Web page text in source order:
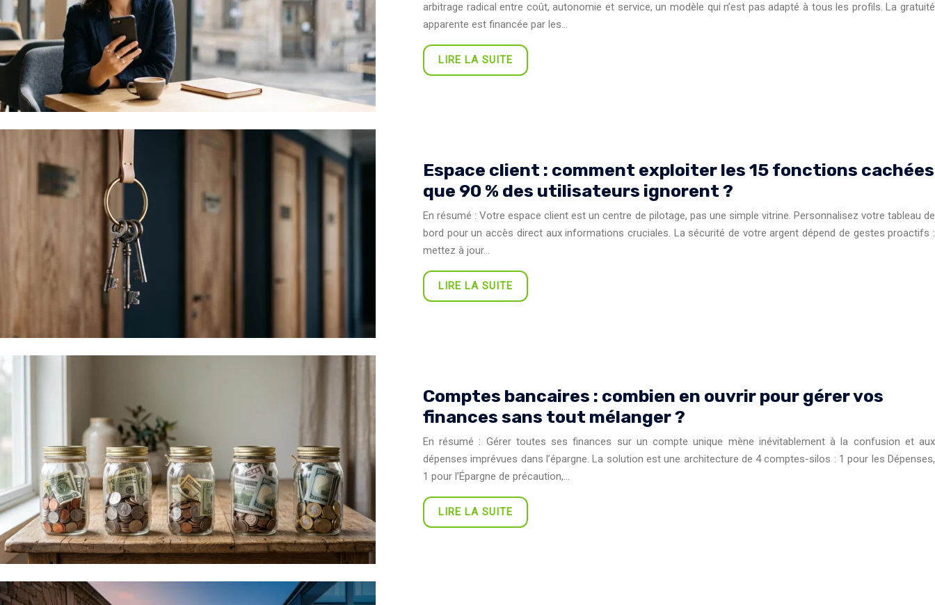
arbitrage radical entre coût, autonomie et service, un modèle qui n’est pas adapté à tous les profils. La gratuité
apparente est financée par les…
LIRE LA SUITE
Espace client : comment exploiter les 15 fonctions cachées
que 90 % des utilisateurs ignorent ?
En résumé : Votre espace client est un centre de pilotage, pas une simple vitrine. Personnalisez votre tableau de
bord pour un accès direct aux informations cruciales. La sécurité de votre argent dépend de gestes proactifs :
mettez à jour…
LIRE LA SUITE
Comptes bancaires : combien en ouvrir pour gérer vos
finances sans tout mélanger ?
En résumé : Gérer toutes ses finances sur un compte unique mène inévitablement à la confusion et aux
dépenses imprévues dans l’épargne. La solution est une architecture de 4 comptes-silos : 1 pour les Dépenses,
1 pour l’Épargne de précaution,…
LIRE LA SUITE